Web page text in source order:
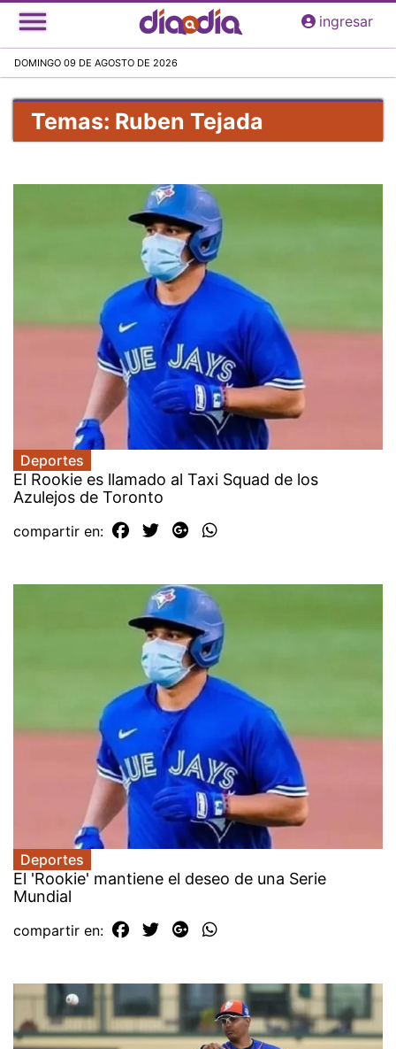
Pasar
al
principal
ingresar
DOMINGO 09 DE AGOSTO DE 2026
Temas: Ruben Tejada
Deportes
El Rookie es llamado al Taxi Squad de los
Azulejos de Toronto
compartir en:
Deportes
El 'Rookie' mantiene el deseo de una Serie
Mundial
compartir en: